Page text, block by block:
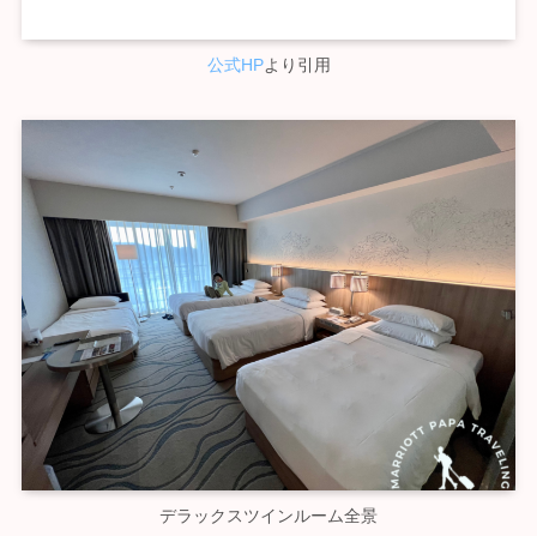
公式HPより引用
デラックスツインルーム全景